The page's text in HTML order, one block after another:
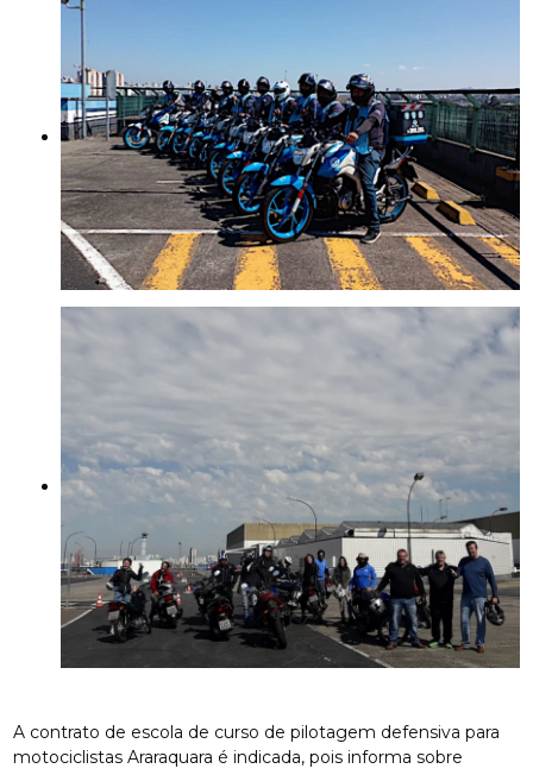
A contrato de escola de curso de pilotagem defensiva para
motociclistas Araraquara é indicada, pois informa sobre